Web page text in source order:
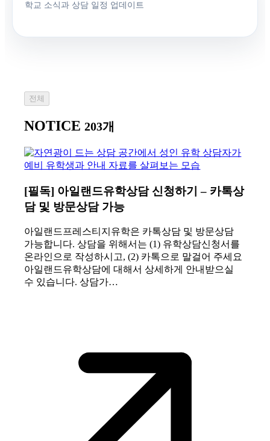
학교 소식과 상담 일정 업데이트
전체
NOTICE203개
[필독] 아일랜드유학상담 신청하기 – 카톡상
담 및 방문상담 가능
아일랜드프레스티지유학은 카톡상담 및 방문상담
가능합니다. 상담을 위해서는 (1) 유학상담신청서를
온라인으로 작성하시고, (2) 카톡으로 말걸어 주세요
아일랜드유학상담에 대해서 상세하게 안내받으실
수 있습니다. 상담가…